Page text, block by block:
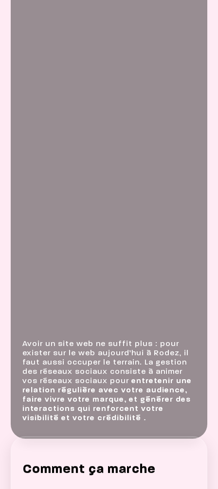
Avoir un site web ne suffit plus : pour
exister sur le web aujourd’hui à Rodez, il
faut aussi occuper le terrain. La gestion
des réseaux sociaux consiste à animer
vos réseaux sociaux pourentretenir une
relation régulière avec votre audience,
faire vivre votre marque, et générer des
interactions qui renforcent votre
visibilité et votre crédibilité .
Comment ça marche